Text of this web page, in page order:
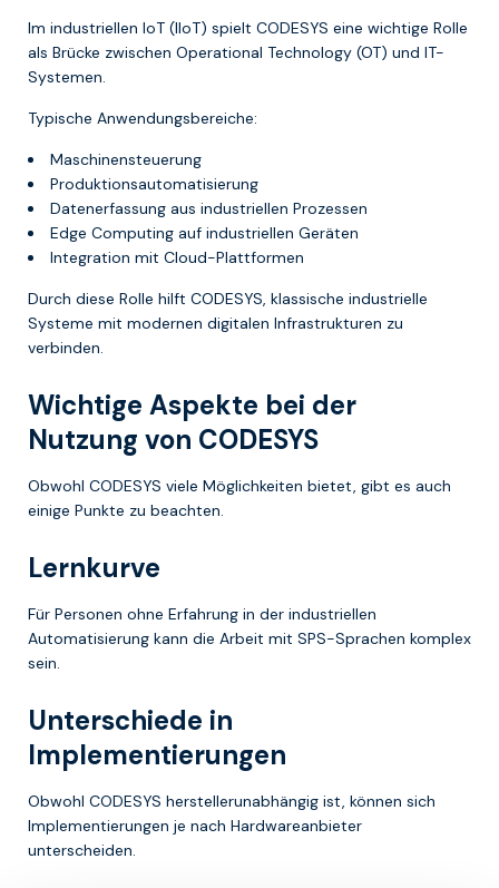
Im industriellen IoT (IIoT) spielt CODESYS eine wichtige Rolle
als Brücke zwischen Operational Technology (OT) und IT-
Systemen.
Typische Anwendungsbereiche:
Maschinensteuerung
Produktionsautomatisierung
Datenerfassung aus industriellen Prozessen
Edge Computing auf industriellen Geräten
Integration mit Cloud-Plattformen
Durch diese Rolle hilft CODESYS, klassische industrielle
Systeme mit modernen digitalen Infrastrukturen zu
verbinden.
Wichtige Aspekte bei der
Nutzung von CODESYS
Obwohl CODESYS viele Möglichkeiten bietet, gibt es auch
einige Punkte zu beachten.
Lernkurve
Für Personen ohne Erfahrung in der industriellen
Automatisierung kann die Arbeit mit SPS-Sprachen komplex
sein.
Unterschiede in
Implementierungen
Obwohl CODESYS herstellerunabhängig ist, können sich
Implementierungen je nach Hardwareanbieter
unterscheiden.